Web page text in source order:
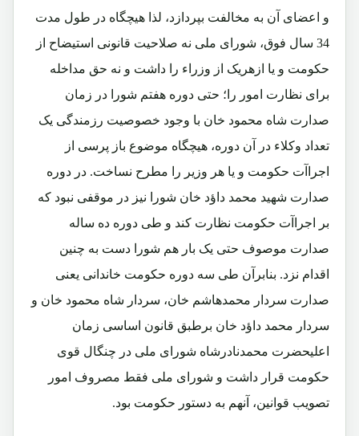
و اعضای آن به مخالفت بپردازد، لذا هیچگاه در طول مدت
34 سال فوق، شورای ملی نه صلاحیت قانونی استیضاح از
حکومت و یا ازهریک از وزراء را داشت و نه حق مداخله
برای نظارت امور را؛ حتی دوره هفتم شورا در زمان
صدارت شاه محمود خان با وجود خصوصیت رزمندگی یک
تعداد وکلاء در آن دوره، هیچگاه موضوع باز پرسی از
اجراآت حکومت و یا هر وزیر را مطرح نساخت. در دوره
صدارت شهید محمد داؤد خان شورا نیز در موقفی نبود که
بر اجراآت حکومت نظارت کند و طی دوره ده ساله
صدارت موصوف حتی یک بار هم شورا دست به چنین
اقدام نزد. بنابرآن طی سه دوره حکومت خاندانی یعنی
صدارت سردار محمدهاشم خان، سردار شاه محمود خان و
سردار محمد داؤد خان برطبق قانون اساسی زمان
اعلیحضرت محمدنادرشاه شورای ملی در چنگال قوی
حکومت قرار داشت و شورای ملی فقط مصروف امور
تصویب قوانین، آنهم به دستور حکومت بود.